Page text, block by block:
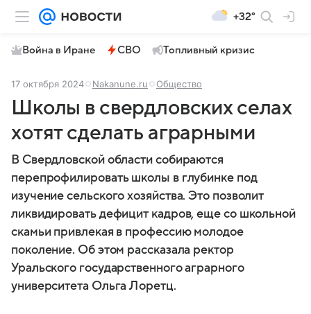
+32°
Война в Иране СВО Топливный кризис
17 октября 2024 Nakanune.ru Общество
Школы в свердловских селах
хотят сделать аграрными
В Свердловской области собираются
перепрофилировать школы в глубинке под
изучение сельского хозяйства. Это позволит
ликвидировать дефицит кадров, еще со школьной
скамьи привлекая в профессию молодое
поколение. Об этом рассказала ректор
Уральского государственного аграрного
университета Ольга Лоретц.